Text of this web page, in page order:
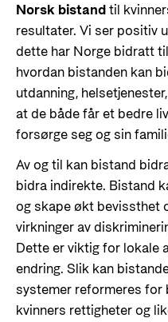
Norsk bistandtil
resultater. Vi ser positiv
dette har Norge bidratt
hvordan bistanden kan
utdanning,
at de både får et bedre
forsørge seg og sin
Av og til kan bistand
bidra indirekte. Bistand
og skape økt bevissthet
virkninger av
Dette er viktig for lokale
endring. Slik kan
systemer reformeres
kvinners rettigheter og